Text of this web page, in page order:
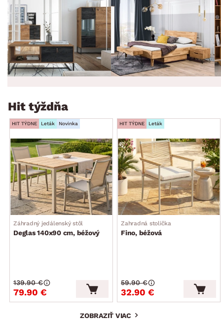
Hit týždňa
HIT TÝDNE Leták Novinka
Záhradný jedálenský stôl
Deglas 140x90 cm, béžový
79.90 €
139.90 €
HIT TÝDNE Leták
Zahradná stolička
Fino, béžová
32.90 €
59.90 €
ZOBRAZIŤ VIAC